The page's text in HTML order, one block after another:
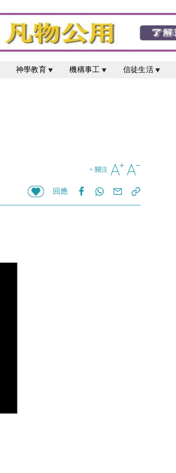
神學教育 機構事工 信徒生活
+ 關注
回應